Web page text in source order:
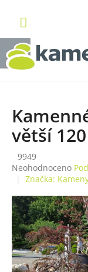
obsah
větší
9949
Průměrné
hodnocení
je
0,0
z
5
hvězdiček.
Neohodnoceno
Značka: